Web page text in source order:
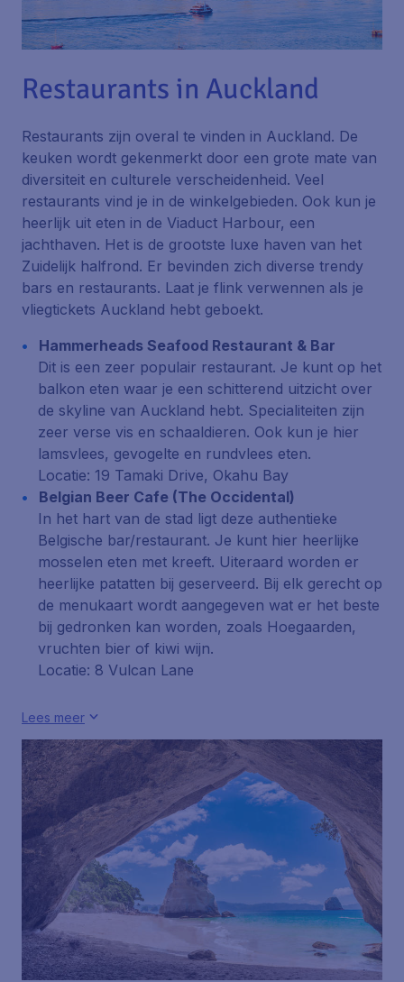
Restaurants in Auckland
Restaurants zijn overal te vinden in Auckland. De
keuken wordt gekenmerkt door een grote mate van
diversiteit en culturele verscheidenheid. Veel
restaurants vind je in de winkelgebieden. Ook kun je
heerlijk uit eten in de Viaduct Harbour, een
jachthaven. Het is de grootste luxe haven van het
Zuidelijk halfrond. Er bevinden zich diverse trendy
bars en restaurants. Laat je flink verwennen als je
vliegtickets Auckland hebt geboekt.
Hammerheads Seafood Restaurant & Bar
Dit is een zeer populair restaurant. Je kunt op het
balkon eten waar je een schitterend uitzicht over
de skyline van Auckland hebt. Specialiteiten zijn
zeer verse vis en schaaldieren. Ook kun je hier
lamsvlees, gevogelte en rundvlees eten.
Locatie: 19 Tamaki Drive, Okahu Bay
Belgian Beer Cafe (The Occidental)
In het hart van de stad ligt deze authentieke
Belgische bar/restaurant. Je kunt hier heerlijke
mosselen eten met kreeft. Uiteraard worden er
heerlijke patatten bij geserveerd. Bij elk gerecht op
de menukaart wordt aangegeven wat er het beste
bij gedronken kan worden, zoals Hoegaarden,
vruchten bier of kiwi wijn.
Locatie: 8 Vulcan Lane
Lees meer